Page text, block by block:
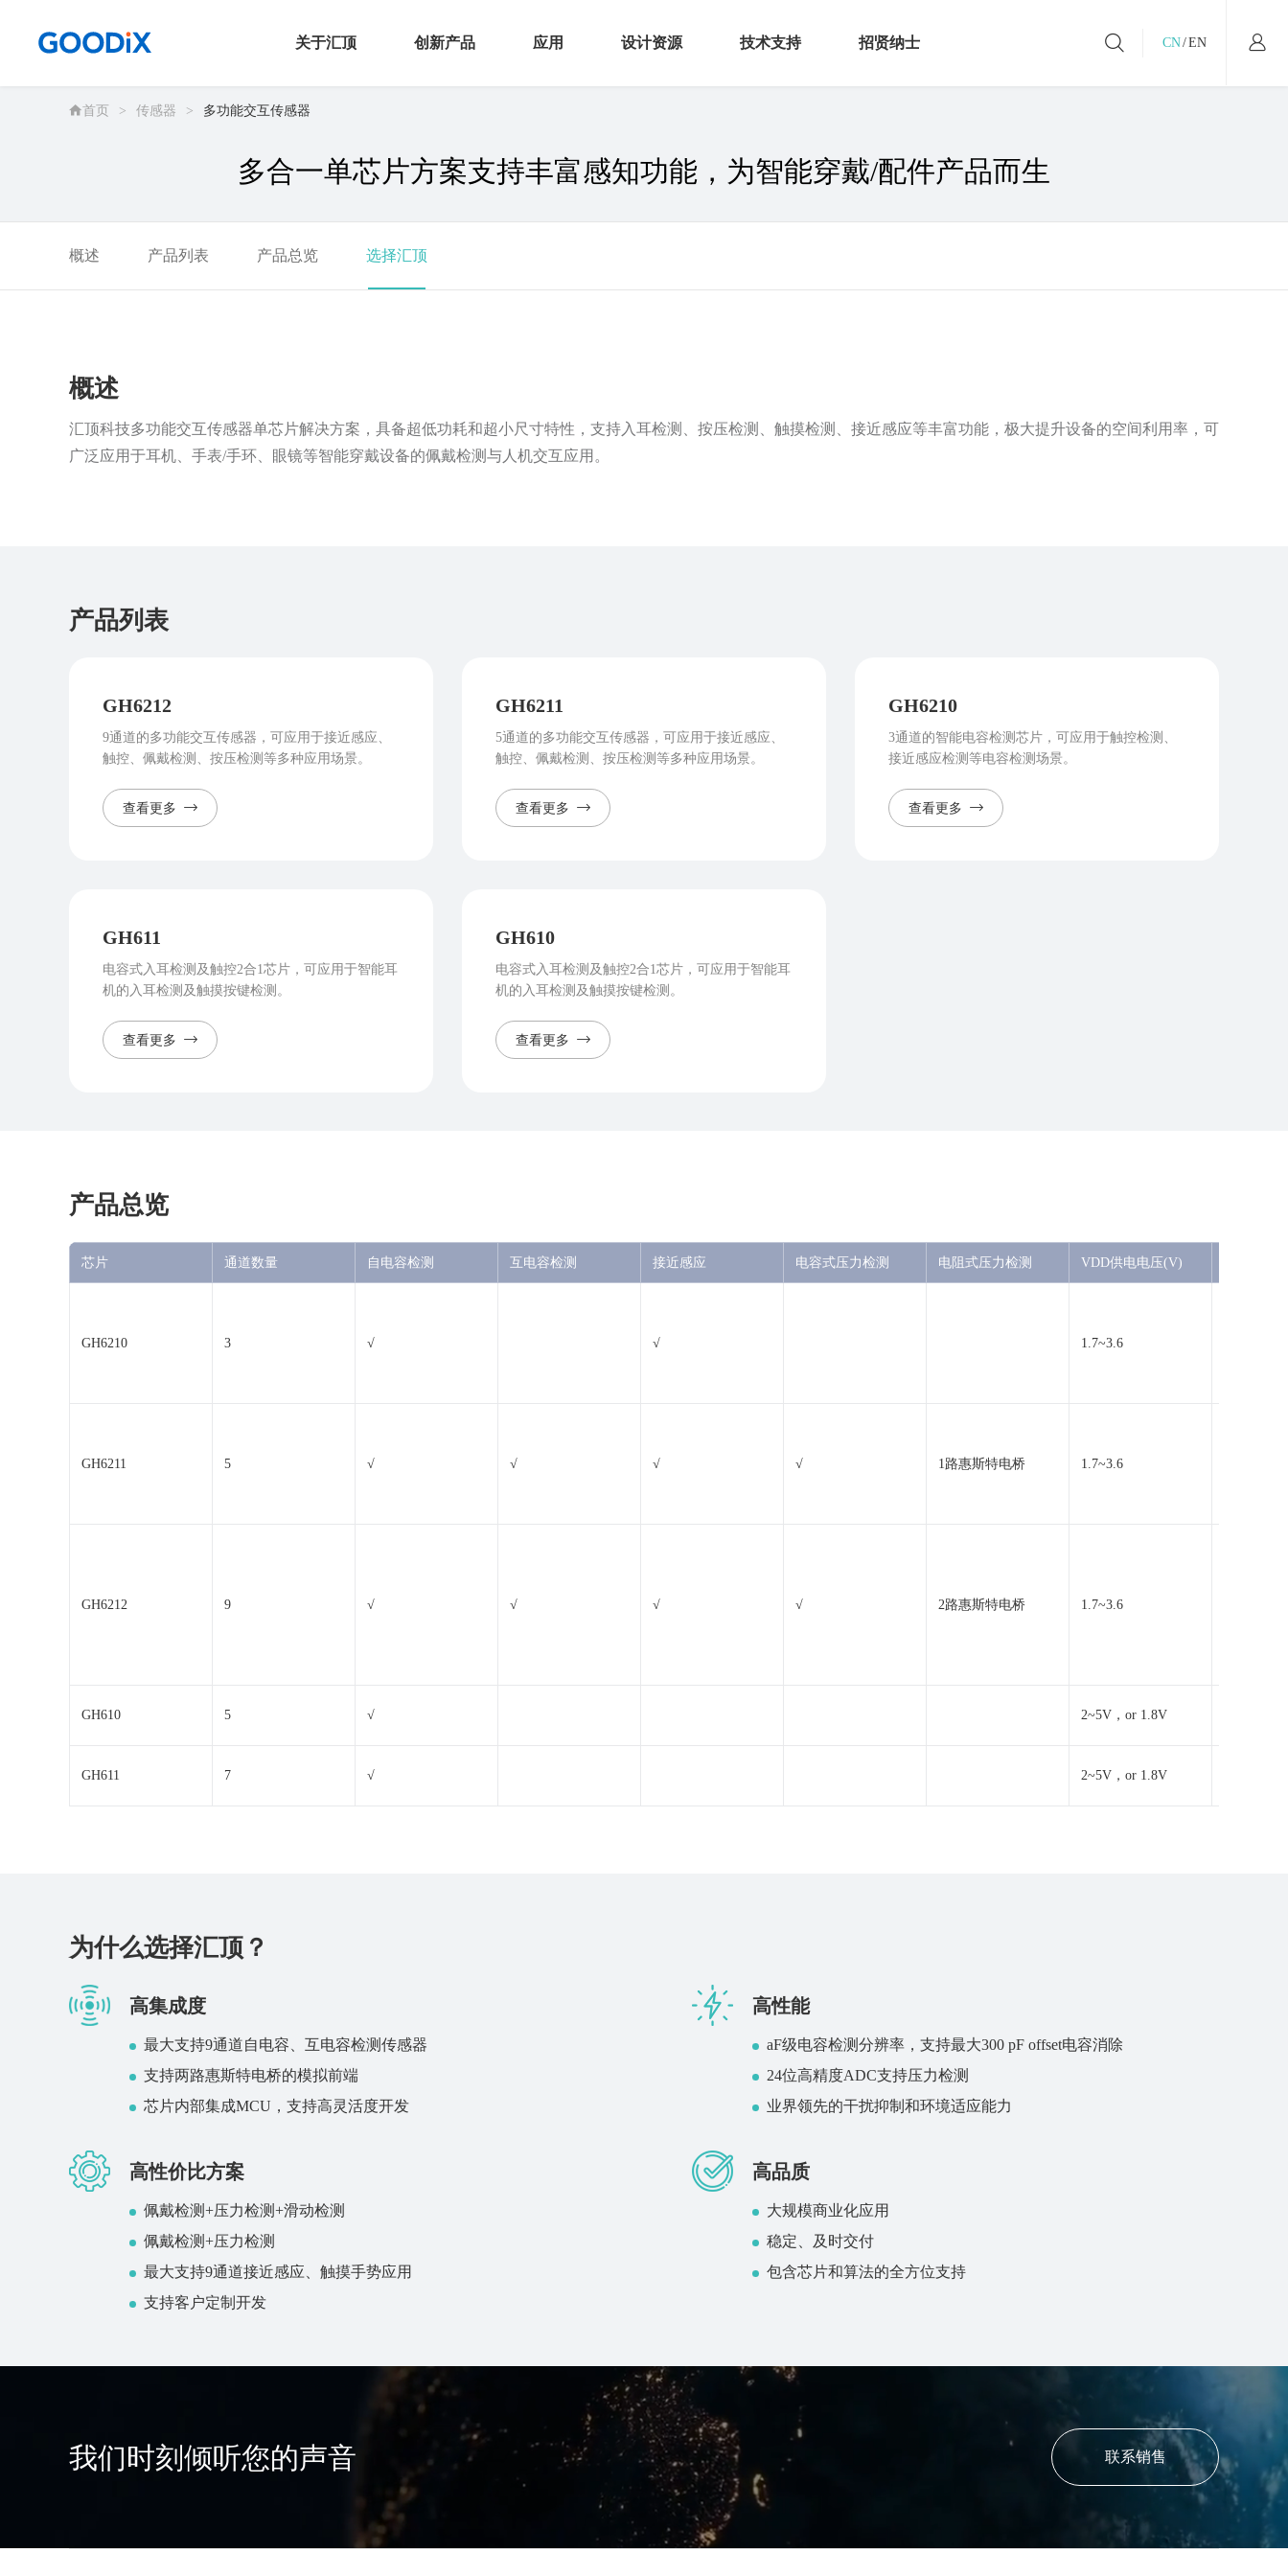
关于汇顶
新闻发布室
联系我们
创新产品
触控
音频
应用
AIoT
设计资源
软件资源
技术支持
产品安全通告
招贤纳士
校园招聘
CN/EN
首页 > 传感器 > 多功能交互传感器
多合一单芯片方案支持丰富感知功能，为智能穿戴/配件产品而生
概述 产品列表 产品总览 选择汇顶
概述
汇顶科技多功能交互传感器单芯片解决方案，具备超低功耗和超小尺寸特性，支持入耳检测、按压检测、触摸检测、接近感应等丰富功能，极大提升设备的空间利用率，可
广泛应用于耳机、手表/手环、眼镜等智能穿戴设备的佩戴检测与人机交互应用。
产品列表
GH6212
9通道的多功能交互传感器，可应用于接近感应、
触控、佩戴检测、按压检测等多种应用场景。
查看更多
GH6211
5通道的多功能交互传感器，可应用于接近感应、
触控、佩戴检测、按压检测等多种应用场景。
查看更多
GH6210
3通道的智能电容检测芯片，可应用于触控检测、
接近感应检测等电容检测场景。
查看更多
GH611
电容式入耳检测及触控2合1芯片，可应用于智能耳
机的入耳检测及触摸按键检测。
查看更多
GH610
电容式入耳检测及触控2合1芯片，可应用于智能耳
机的入耳检测及触摸按键检测。
查看更多
产品总览
芯片 通道数量 自电容检测 互电容检测 接近感应 电容式压力检测 电阻式压力检测 VDD供电电压(V)
GH6210 3 √ √ 1.7~3.6
GH6211 5 √ √ √ √ 1路惠斯特电桥 1.7~3.6
GH6212 9 √ √ √ √ 2路惠斯特电桥 1.7~3.6
GH610 5 √ 2~5V，or 1.8V
GH611 7 √ 2~5V，or 1.8V
为什么选择汇顶？
高集成度
最大支持9通道自电容、互电容检测传感器
支持两路惠斯特电桥的模拟前端
芯片内部集成MCU，支持高灵活度开发
高性能
aF级电容检测分辨率，支持最大300 pF offset电容消除
24位高精度ADC支持压力检测
业界领先的干扰抑制和环境适应能力
高性价比方案
佩戴检测+压力检测+滑动检测
佩戴检测+压力检测
最大支持9通道接近感应、触摸手势应用
支持客户定制开发
高品质
大规模商业化应用
稳定、及时交付
包含芯片和算法的全方位支持
我们时刻倾听您的声音 联系销售